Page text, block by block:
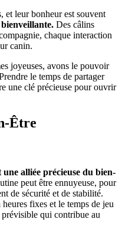
et leur bonheur est souvent
Des câlins
chaque interaction
canin.
joyeuses, avons le pouvoir
le temps de partager
une clé précieuse pour ouvrir
Être
une alliée précieuse du bien-
peut être ennuyeuse, pour
de sécurité et de stabilité.
fixes et le temps de jeu
qui contribue au